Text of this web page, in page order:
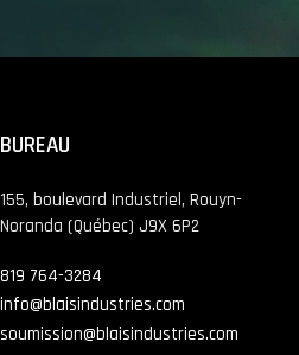
BUREAU
155, boulevard Industriel, Rouyn-
Noranda (Québec) J9X 6P2
819 764-3284
info@blaisindustries.com
soumission@blaisindustries.com